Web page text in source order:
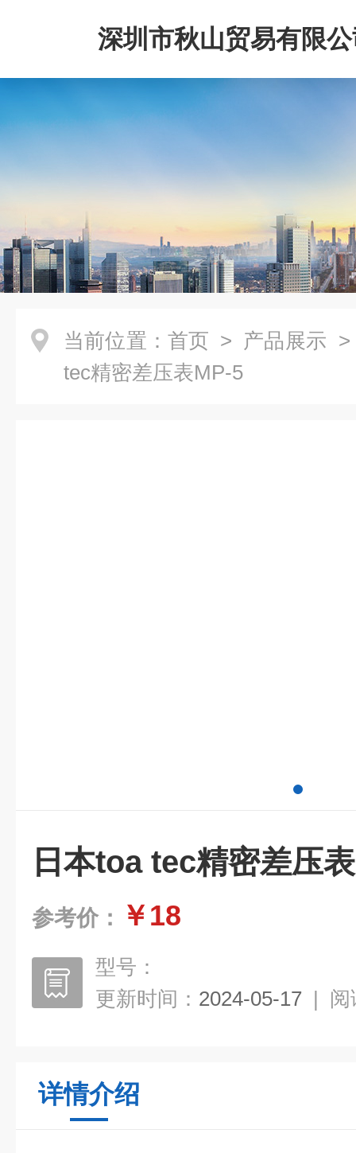
深圳市秋山贸易有限
当前位置： 首页 > 产品展示
tec精密差压表MP-5
日本toa tec精密差压
参考价： ￥18
型号：
更新时间： 2024-05-17 | 阅
详情介绍